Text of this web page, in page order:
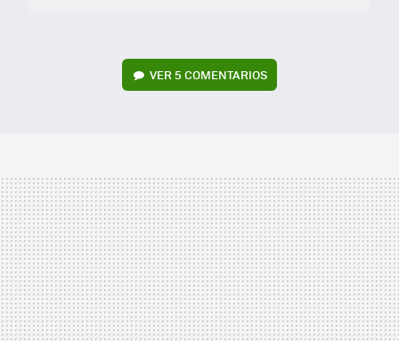
VER5 COMENTARIOS